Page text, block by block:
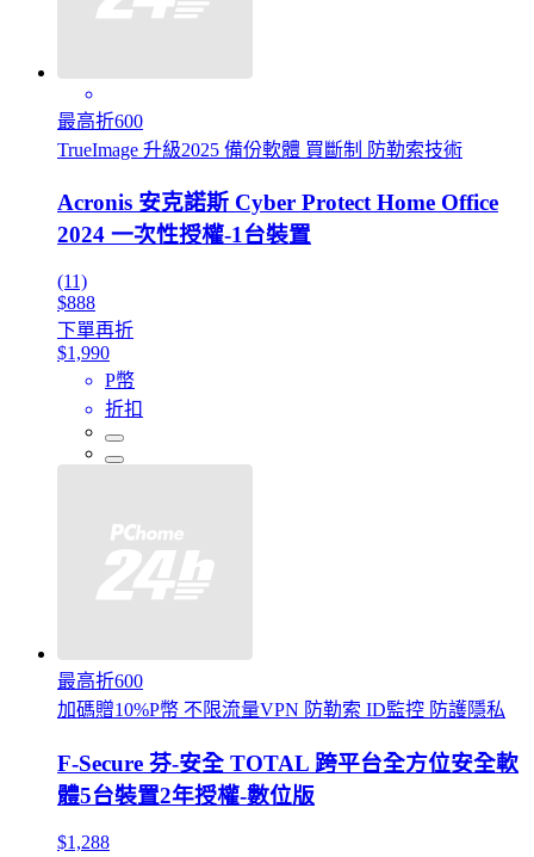
最高折600
TrueImage 升級2025 備份軟體 買斷制 防勒索技術
Acronis 安克諾斯 Cyber Protect Home Office
2024 一次性授權-1台裝置
(11)
$888
下單再折
$1,990
P幣
折扣
最高折600
加碼贈10%P幣 不限流量VPN 防勒索 ID監控 防護隱私
F-Secure 芬-安全 TOTAL 跨平台全方位安全軟
體5台裝置2年授權-數位版
$1,288